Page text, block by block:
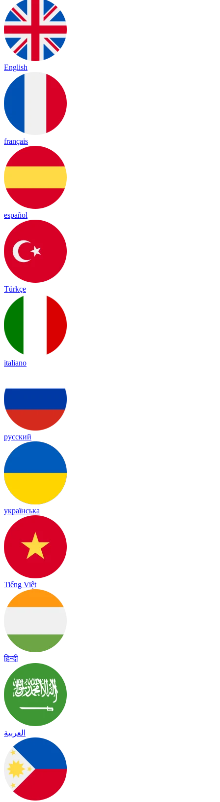
English
français
español
Türkçe
italiano
русский
українська
Tiếng Việt
हिन्दी
العربية